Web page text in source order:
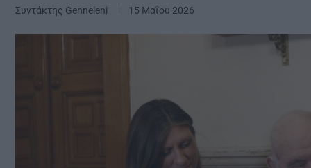
Συντάκτης Genneleni 15 Μαΐου 2026